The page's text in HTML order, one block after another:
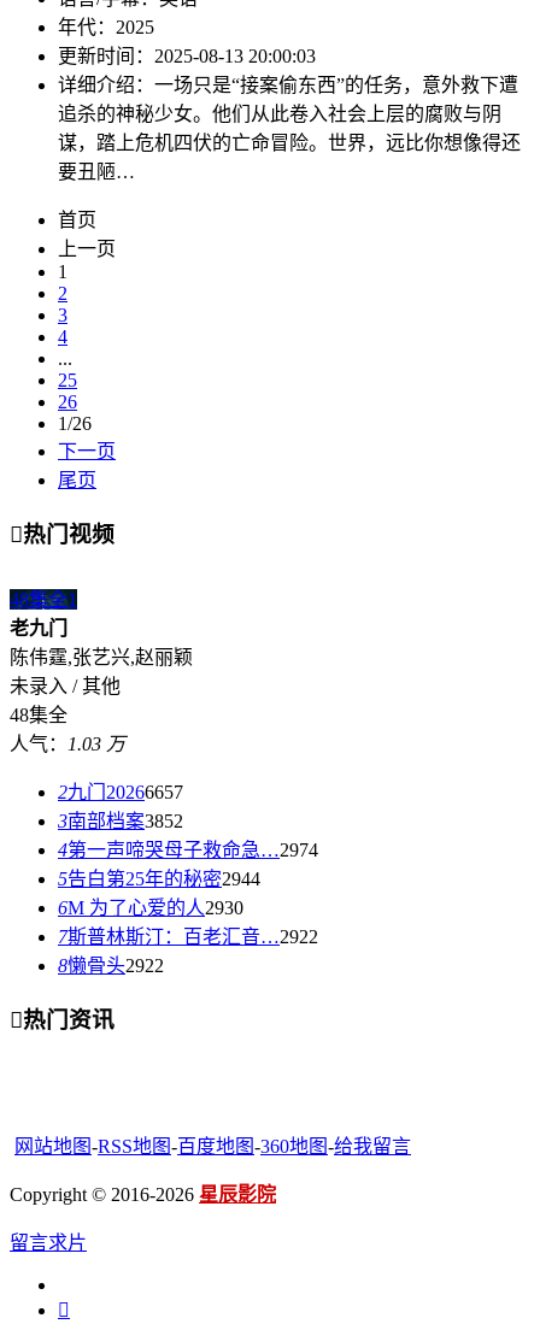
年代： 2025
更新时间： 2025-08-13 20:00:03
详细介绍： 一场只是“接案偷东西”的任务，意外救下遭
追杀的神秘少女。他们从此卷入社会上层的腐败与阴
谋，踏上危机四伏的亡命冒险。世界，远比你想像得还
要丑陋…
首页
上一页
1
2
3
4
...
25
26
1/26
下一页
尾页
热门视频
48集全1
老九门
陈伟霆,张艺兴,赵丽颖
未录入 / 其他
48集全
人气：
1.03 万
2九门20266657
3南部档案3852
4第一声啼哭母子救命急…2974
5告白第25年的秘密2944
6M 为了心爱的人2930
7斯普林斯汀：百老汇音…2922
8懒骨头2922
热门资讯
网站地图-RSS地图-百度地图-360地图-给我留言
Copyright © 2016-2026 星辰影院
留言求片
